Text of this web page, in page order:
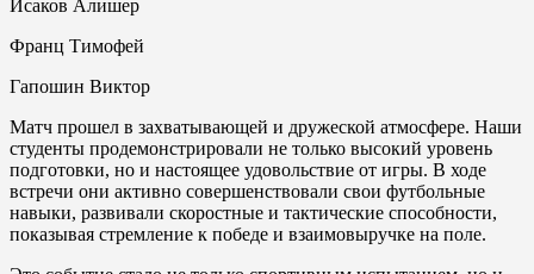
Исаков Алишер
Франц Тимофей
Гапошин Виктор
Матч прошел в захватывающей и дружеской атмосфере. Наши
студенты продемонстрировали не только высокий уровень
подготовки, но и настоящее удовольствие от игры. В ходе
встречи они активно совершенствовали свои футбольные
навыки, развивали скоростные и тактические способности,
показывая стремление к победе и взаимовыручке на поле.